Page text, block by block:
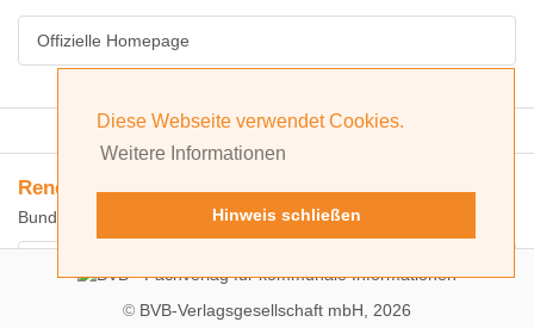
Diese Webseite verwendet Cookies.
Weitere Informationen
Hinweis schließen
Offizielle Homepage
Erweiterte Suche
Rendsburg-Eckernförde, Kreis
Bundesland: Schleswig-Holstein
© BVB-Verlagsgesellschaft mbH, 2026